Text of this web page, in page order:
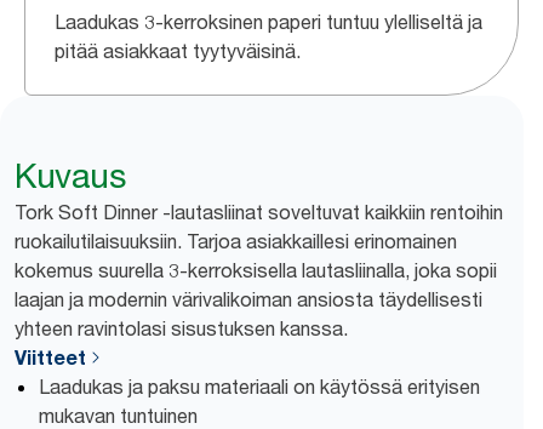
Laadukas 3-kerroksinen paperi tuntuu ylelliseltä ja
pitää asiakkaat tyytyväisinä.
Kuvaus
Tork Soft Dinner -lautasliinat soveltuvat kaikkiin rentoihin
ruokailutilaisuuksiin. Tarjoa asiakkaillesi erinomainen
kokemus suurella 3-kerroksisella lautasliinalla, joka sopii
laajan ja modernin värivalikoiman ansiosta täydellisesti
yhteen ravintolasi sisustuksen kanssa.
Viitteet
Laadukas ja paksu materiaali on käytössä erityisen
mukavan tuntuinen